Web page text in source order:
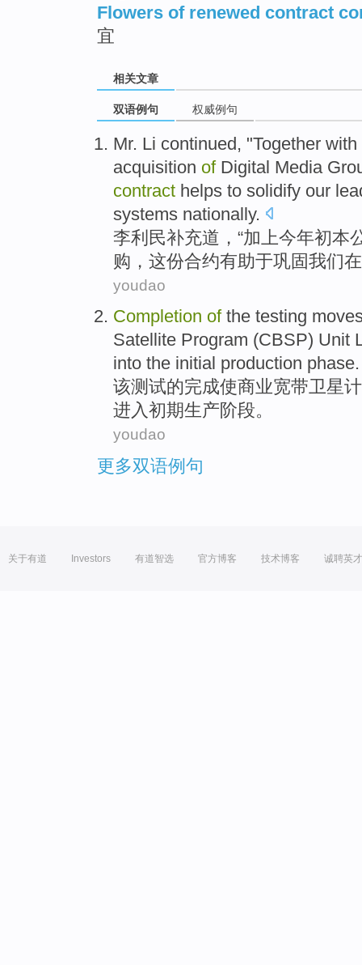
Flowers of renewed contract
宜
相关文章
双语例句 权威例句
Mr. Li continued, "Together with
acquisition of Digital Media
contract helps to solidify our
systems nationally.
李利民补充道，“加上今年初本
购 ， 这份合约有助于巩固我们在
youdao
Completion of the testing
Satellite Program (CBSP) Unit
into the initial production phase.
该测试的完成使商业宽带卫星
进入初期生产 阶段。
youdao
更多双语例句
关于有道 Investors 有道智选 官方博客 技术博客 诚聘英才